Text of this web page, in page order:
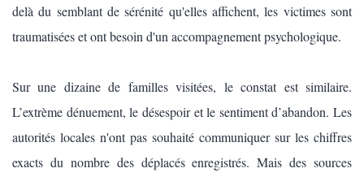
delà du semblant de sérénité qu'elles affichent, les victimes sont
traumatisées et ont besoin d'un accompagnement psychologique.
Sur une dizaine de familles visitées, le constat est similaire.
L’extrème dénuement, le désespoir et le sentiment d’abandon. Les
autorités locales n'ont pas souhaité communiquer sur les chiffres
exacts du nombre des déplacés enregistrés. Mais des sources